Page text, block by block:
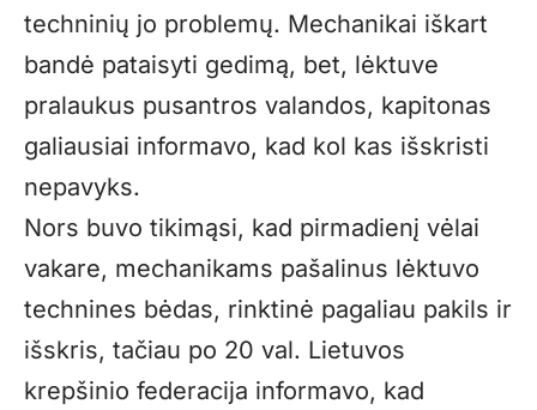
techninių jo problemų. Mechanikai iškart
bandė pataisyti gedimą, bet, lėktuve
pralaukus pusantros valandos, kapitonas
galiausiai informavo, kad kol kas išskristi
nepavyks.
Nors buvo tikimąsi, kad pirmadienį vėlai
vakare, mechanikams pašalinus lėktuvo
technines bėdas, rinktinė pagaliau pakils ir
išskris, tačiau po 20 val. Lietuvos
krepšinio federacija informavo, kad